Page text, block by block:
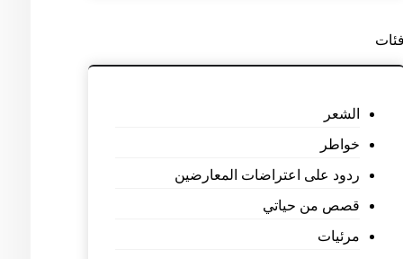
فئات
الشعر
خواطر
ردود على اعتراضات المعارضين
قصص من حياتي
مرئيات